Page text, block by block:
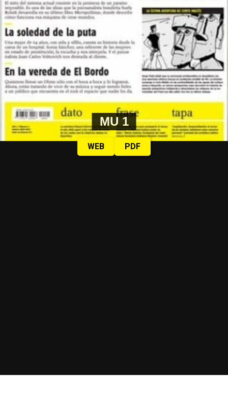
MU 1
WEB PDF